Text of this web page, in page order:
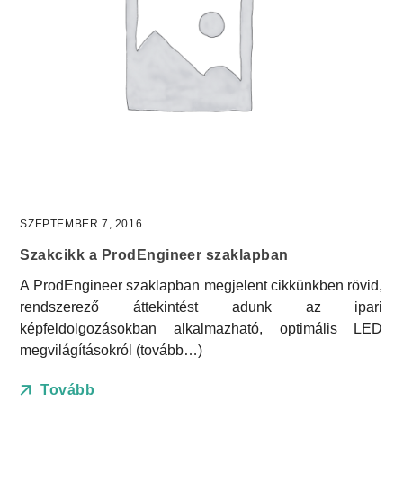
SZEPTEMBER 7, 2016
Szakcikk a ProdEngineer szaklapban
A ProdEngineer szaklapban megjelent cikkünkben rövid,
rendszerező áttekintést adunk az ipari
képfeldolgozásokban alkalmazható, optimális LED
megvilágításokról (tovább…)
Tovább